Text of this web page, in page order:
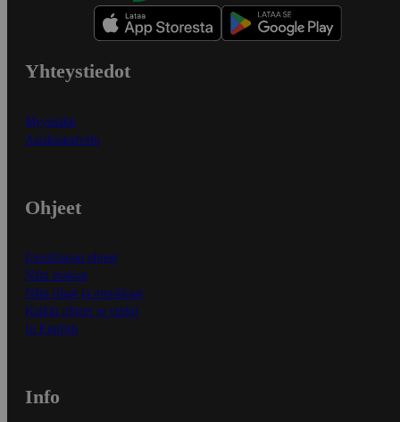
Yhteystiedot
Myymälät
Asiakaspalvelu
Ohjeet
Ensitilaajan ohjeet
Näin maksat
Näin tilaat ja muokkaat
Kaikki ohjeet ja vinkit
In English
Info